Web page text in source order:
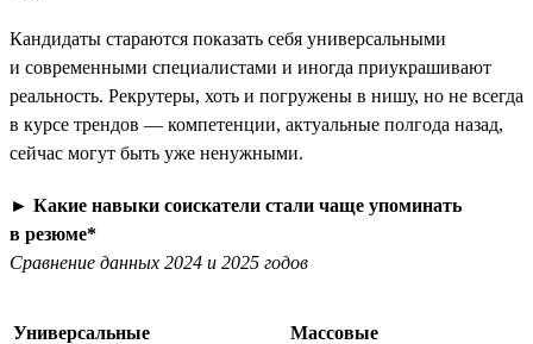
Кандидаты стараются показать себя универсальными
и современными специалистами и иногда приукрашивают
реальность. Рекрутеры, хоть и погружены в нишу, но не всегда
в курсе трендов — компетенции, актуальные полгода назад,
сейчас могут быть уже ненужными.
► Какие навыки соискатели стали чаще упоминать
в резюме*
Сравнение данных 2024 и 2025 годов
Универсальные
Массовые